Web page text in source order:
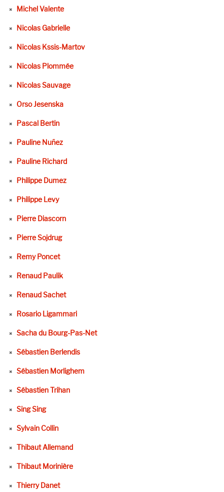
Michel Valente
Nicolas Gabrielle
Nicolas Kssis-Martov
Nicolas Plommée
Nicolas Sauvage
Orso Jesenska
Pascal Bertin
Pauline Nuñez
Pauline Richard
Philippe Dumez
Philippe Levy
Pierre Diascorn
Pierre Sojdrug
Remy Poncet
Renaud Paulik
Renaud Sachet
Rosario Ligammari
Sacha du Bourg-Pas-Net
Sébastien Berlendis
Sébastien Morlighem
Sébastien Trihan
Sing Sing
Sylvain Collin
Thibaut Allemand
Thibaut Morinière
Thierry Danet